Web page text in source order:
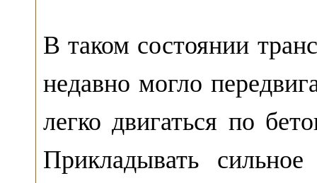
В таком состоянии
недавно могло
легко двигаться по
Прикладывать